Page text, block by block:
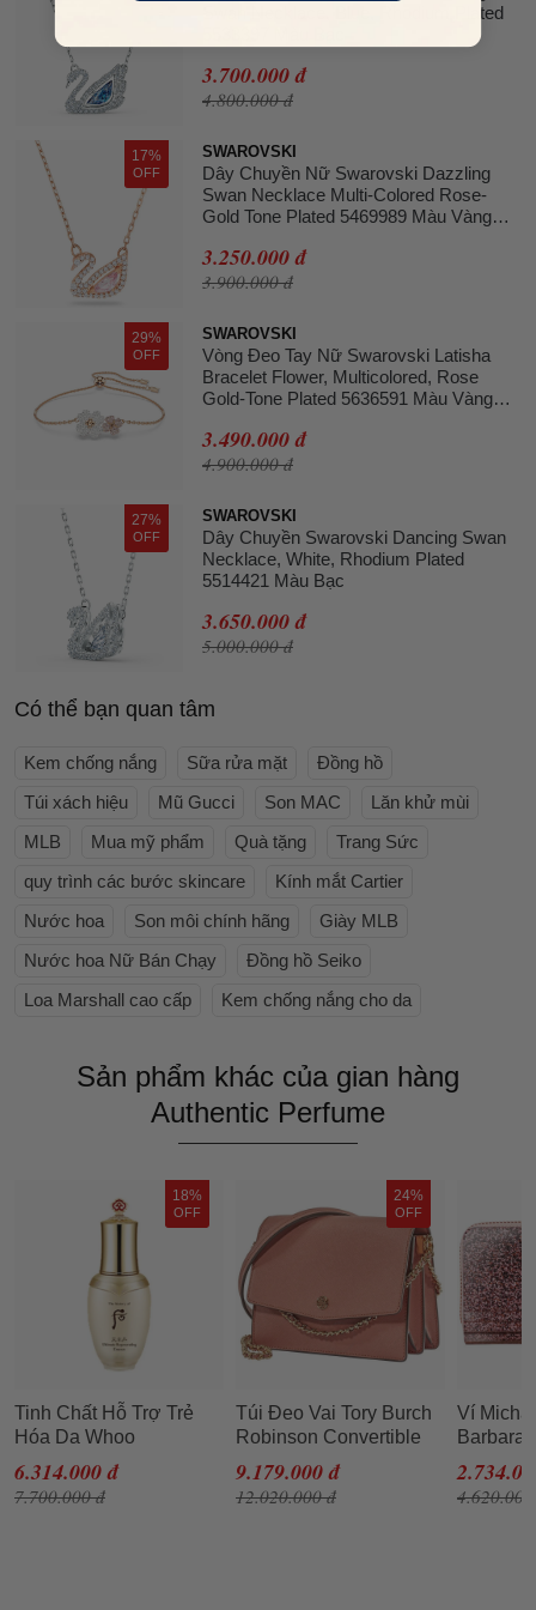
Swan Necklace, Blue, Rhodium Plated
3.700.000 đ
4.800.000 đ
17%
OFF
SWAROVSKI
Dây Chuyền Nữ Swarovski Dazzling
Swan Necklace Multi-Colored Rose-
Gold Tone Plated 5469989 Màu Vàng
3.250.000 đ
3.900.000 đ
29%
OFF
SWAROVSKI
Vòng Đeo Tay Nữ Swarovski Latisha
Bracelet Flower, Multicolored, Rose
Gold-Tone Plated 5636591 Màu Vàng
3.490.000 đ
4.900.000 đ
27%
OFF
SWAROVSKI
Dây Chuyền Swarovski Dancing Swan
Necklace, White, Rhodium Plated
5514421 Màu Bạc
3.650.000 đ
5.000.000 đ
Có thể bạn quan tâm
Kem chống nắng Sữa rửa mặt
Đồng hồ
Túi xách hiệu
Mũ Gucci Son MAC
Lăn khử mùi
MLB
Mua mỹ phẩm Quà tặng
Trang Sức
quy trình các bước skincare
Kính mắt Cartier
Nước hoa
Son môi chính hãng
Giày MLB
Nước hoa Nữ Bán Chạy
Đồng hồ Seiko
Loa Marshall cao cấp
Kem chống nắng cho da
Sản phẩm khác của gian hàng
Authentic Perfume
18%
OFF
Tinh Chất Hỗ Trợ Trẻ
Hóa Da Whoo
Cheonyuldan
Regenerating Essence
6.314.000 đ
7.700.000 đ
24%
OFF
Túi Đeo Vai Tory Burch
Robinson Convertible
Shoulder Bag- Tramonto
Cho Nữ
9.179.000 đ
12.020.000 đ
Ví
Barbara
Metallic
Rose